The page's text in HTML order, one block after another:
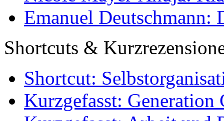
Emanuel Deutschmann:
Shortcuts &
Shortcut:
Kurzgefasst: Generation